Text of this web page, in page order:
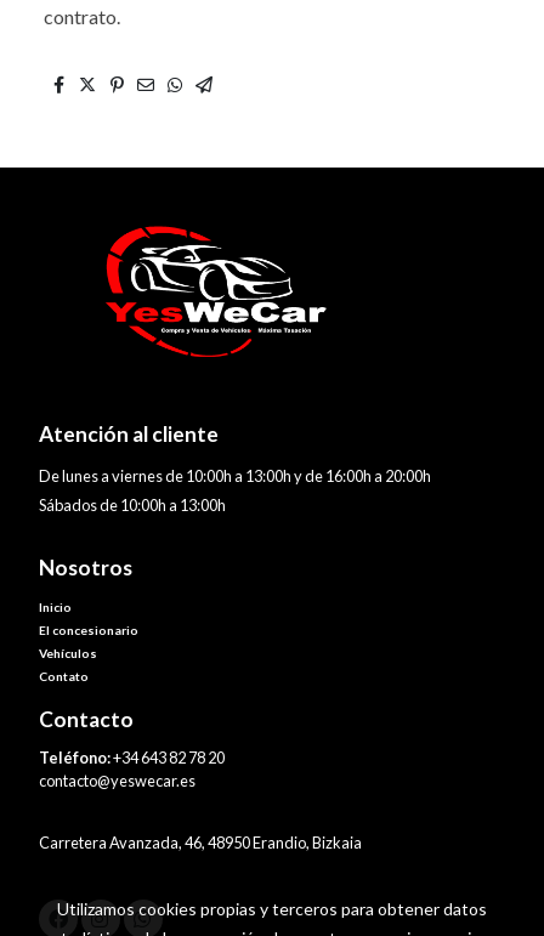
contrato.
Atención al cliente
De lunes a viernes de 10:00h a 13:00h y de 16:00h a 20:00h
Sábados de 10:00h a 13:00h
Nosotros
Inicio
El concesionario
Vehículos
Contato
Contacto
Teléfono:+34 643 82 78 20
contacto@yeswecar.es
Carretera Avanzada, 46, 48950 Erandio, Bizkaia
Utilizamos cookies propias y terceros para obtener datos